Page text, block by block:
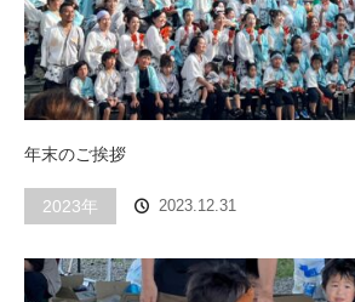
年末のご挨拶
2023年 2023.12.31